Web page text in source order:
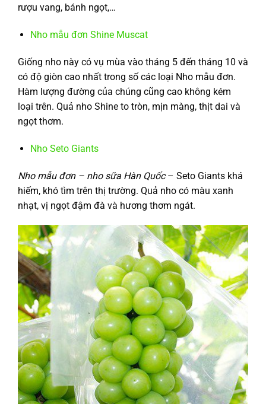
rượu vang, bánh ngọt,…
Nho mẫu đơn Shine Muscat
Giống nho này có vụ mùa vào tháng 5 đến tháng 10 và
có độ giòn cao nhất trong số các loại Nho mẫu đơn.
Hàm lượng đường của chúng cũng cao không kém
loại trên. Quả nho Shine to tròn, mịn màng, thịt dai và
ngọt thơm.
Nho Seto Giants
Nho mẫu đơn – nho sữa Hàn Quốc– Seto Giants khá
hiếm, khó tìm trên thị trường. Quả nho có màu xanh
nhạt, vị ngọt đậm đà và hương thơm ngát.